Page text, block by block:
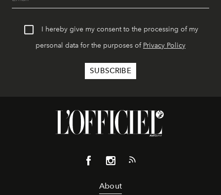
I hereby give my consent to the processing of my
personal data for the purposes of Privacy Policy
About